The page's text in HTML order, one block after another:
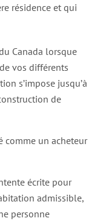
résidence et qui
Canada lorsque
vos différents
s’impose jusqu’à
de
comme un acheteur
écrite pour
admissible,
personne